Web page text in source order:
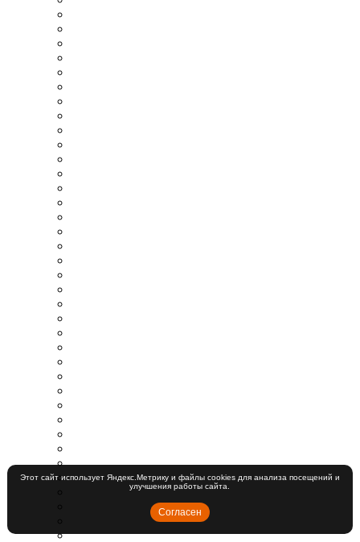
Этот сайт использует Яндекс.Метрику и файлы cookies для анализа посещений и
улучшения работы сайта.
Согласен